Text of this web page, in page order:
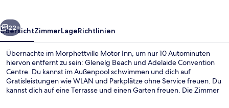
Weiter
22+
ÜbersichtZimmerLageRichtlinien
Übernachte im Morphettville Motor Inn, um nur 10 Autominuten
hiervon entfernt zu sein: Glenelg Beach und Adelaide Convention
Centre. Du kannst im Außenpool schwimmen und dich auf
Gratisleistungen wie WLAN und Parkplätze ohne Service freuen. Du
kannst dich auf eine Terrasse und einen Garten freuen. Die Zimmer